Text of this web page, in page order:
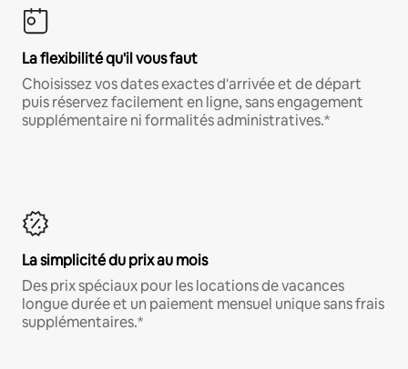
La flexibilité qu'il vous faut
Choisissez vos dates exactes d'arrivée et de départ
puis réservez facilement en ligne, sans engagement
supplémentaire ni formalités administratives.*
La simplicité du prix au mois
Des prix spéciaux pour les locations de vacances
longue durée et un paiement mensuel unique sans frais
supplémentaires.*